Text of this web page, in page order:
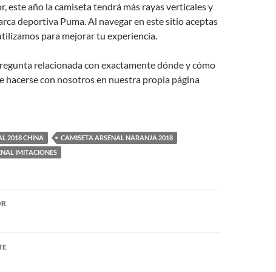
este año la camiseta tendrá más rayas verticales y
deportiva Puma. Al navegar en este sitio aceptas
para mejorar tu experiencia.
relacionada con exactamente dónde y cómo
hacerse con nosotros en nuestra propia página
2018 CHINA
CAMISETA ARSENAL NARANJA 2018
IMITACIONES